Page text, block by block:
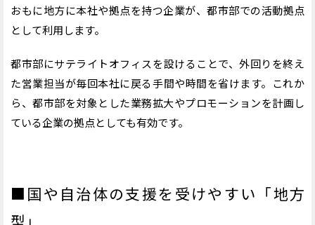
おもに地方に本社や拠点を持つ企業が、都市部での活動拠点
として利用します。
都市部にサテライトオフィスを設けることで、外回りを終え
た営業担当が毎回本社に戻る手間や時間を省けます。これか
ら、都市部を対象とした業務拡大やプロモーションを計画し
ている企業の拠点としても有効です。
■国や自治体の支援を受けやすい「地方
型」